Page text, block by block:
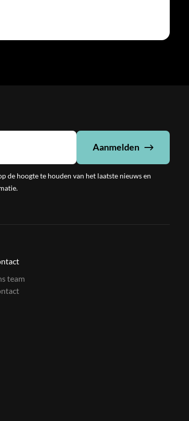
Aanmelden
de hoogte te houden van het laatste nieuws en
team